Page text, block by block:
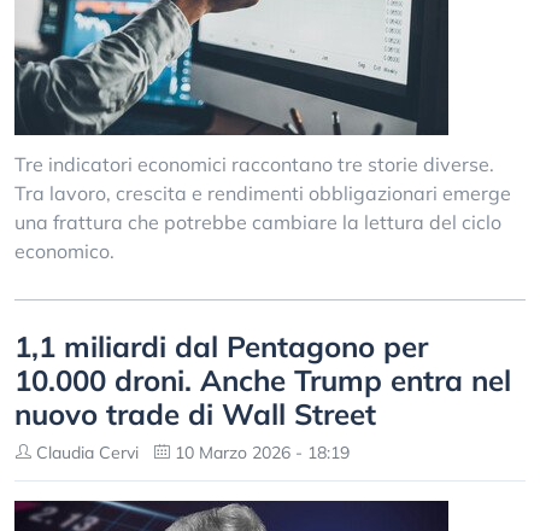
Tre indicatori economici raccontano tre storie diverse.
Tra lavoro, crescita e rendimenti obbligazionari emerge
una frattura che potrebbe cambiare la lettura del ciclo
economico.
1,1 miliardi dal Pentagono per
10.000 droni. Anche Trump entra nel
nuovo trade di Wall Street
Claudia Cervi 10 Marzo 2026 - 18:19